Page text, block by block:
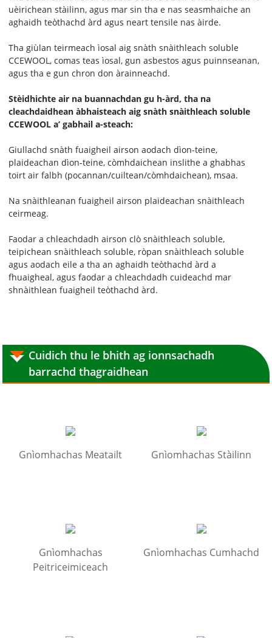
uèirichean stàilinn, agus mar sin tha e nas seasmhaiche an
aghaidh teòthachd àrd agus neart tensile nas àirde.
Tha giùlan teirmeach ìosal aig snàth snàithleach soluble
CCEWOOL, comas teas ìosal, gun asbestos agus puinnseanan,
agus tha e gun chron don àrainneachd.
Stèidhichte air na buannachdan gu h-àrd, tha na
cleachdaidhean àbhaisteach aig snàth snàithleach soluble
CCEWOOL a’ gabhail a-steach:
Giullachd snàth fuaigheil airson aodach dìon-teine,
plaideachan dìon-teine, còmhdaichean inslithe a ghabhas
toirt air falbh (pocannan/cuiltean/còmhdaichean), msaa.
Na snàithleanan fuaigheil airson plaideachan snàithleach
ceirmeag.
Faodar a chleachdadh airson clò snàithleach soluble,
teipichean snàithleach soluble, ròpan snàithleach soluble
agus aodach eile a tha an aghaidh teòthachd àrd a
fhuaigheal, agus faodar a chleachdadh cuideachd mar
shnàithlean fuaigheil teòthachd àrd.
Cuidich thu le bhith ag ionnsachadh
barrachd thagraidhean
Gnìomhachas Meatailt Gnìomhachas Stàilinn
Gnìomhachas
Peitriceimiceach
Gnìomhachas Cumhachd